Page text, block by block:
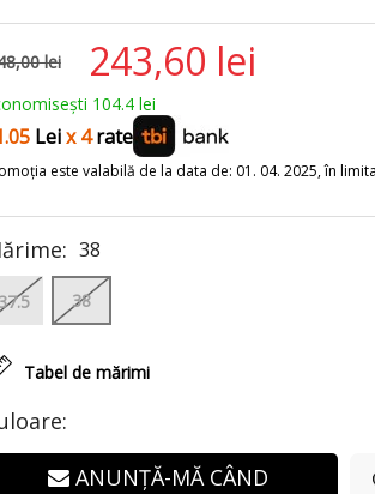
243,60 lei
lei
104.4 lei
Leix 4rate
este valabilă de la data de: 01. 04. 2025, în
Tabel de mărimi
38
37.5 38
ANUNȚĂ-MĂ CÂND